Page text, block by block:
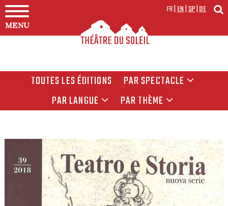
MENU
FR|EN|SP|DE
TOUTES LES ÉDITIONS
PAR SPECTACLE
PAR LANGUE
PAR THÈME